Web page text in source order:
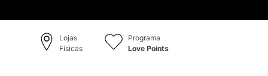
Lojas
Físicas
Programa
Love Points